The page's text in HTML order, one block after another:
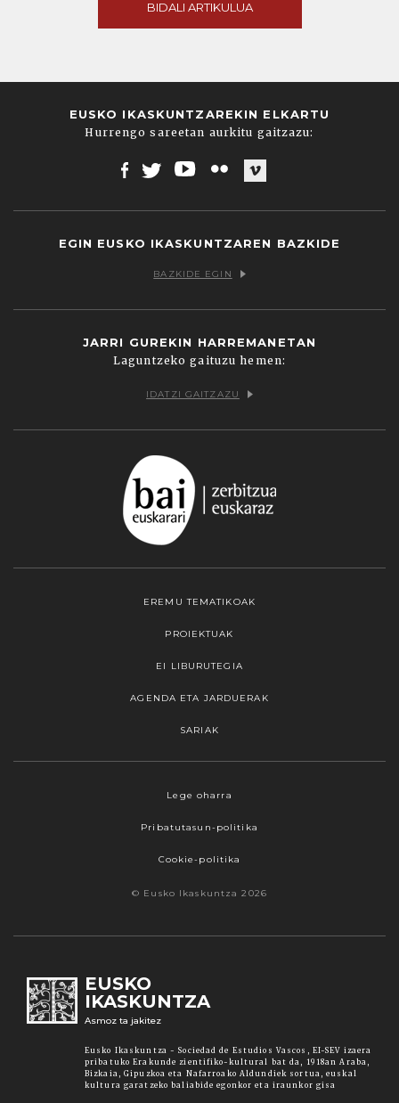
BIDALI ARTIKULUA
EUSKO IKASKUNTZAREKIN ELKARTU
Hurrengo sareetan aurkitu gaitzazu:
EGIN EUSKO IKASKUNTZAREN BAZKIDE
BAZKIDE EGIN
JARRI GUREKIN HARREMANETAN
Laguntzeko gaituzu hemen:
IDATZI GAITZAZU
EREMU TEMATIKOAK
PROIEKTUAK
EI LIBURUTEGIA
AGENDA ETA JARDUERAK
SARIAK
Lege oharra
Pribatutasun-politika
Cookie-politika
© Eusko Ikaskuntza 2026
EUSKO
IKASKUNTZA
Asmoz ta jakitez
Eusko Ikaskuntza - Sociedad de Estudios Vascos, EI-SEV izaera
pribatuko Erakunde zientifiko-kultural bat da, 1918an Araba,
Bizkaia, Gipuzkoa eta Nafarroako Aldundiek sortua, euskal
kultura garatzeko baliabide egonkor eta iraunkor gisa
Webgune honek cookieak erabiltzen ditu,
nabigatzeko nahiago duzun cookie aukera.
Guztiz desaktibatzea ere hauta dezakezu.
"konfigurazioa" aukeran. "Onartzen dut" botoia
cookie politika onartzen duzula adierazten ari
gehiago lortzeko.
Onartu